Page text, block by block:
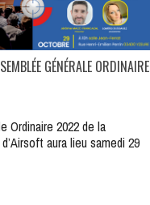
GÉNÉRALE ORDINAIRE
Ordinaire 2022 de la
aura lieu samedi 29